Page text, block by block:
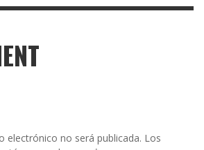
electrónico no será publicada. Los